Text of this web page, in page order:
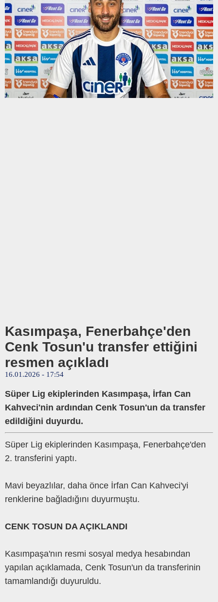
Kasımpaşa, Fenerbahçe'den
Cenk Tosun'u transfer ettiğini
resmen açıkladı
16.01.2026 - 17:54
Süper Lig ekiplerinden Kasımpaşa, İrfan Can
Kahveci'nin ardından Cenk Tosun'un da transfer
edildiğini duyurdu.
Süper Lig ekiplerinden Kasımpaşa, Fenerbahçe'den
2. transferini yaptı.
Mavi beyazlılar, daha önce İrfan Can Kahveci'yi
renklerine bağladığını duyurmuştu.
CENK TOSUN DA AÇIKLANDI
Kasımpaşa'nın resmi sosyal medya hesabından
yapılan açıklamada, Cenk Tosun'un da transferinin
tamamlandığı duyuruldu.